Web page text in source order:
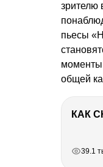
зрителю
пьесы
общей
39.1